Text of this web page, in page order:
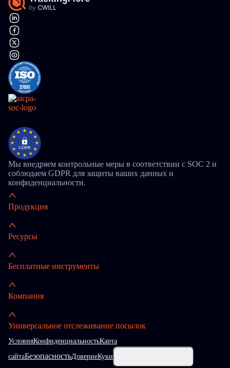
Мы внедряем контрольные меры в соответствии с SOC 2 и
соблюдаем GDPR для защиты ваших данных и
конфиденциальности.
Продукция
Ресурсы
Бесплатные инструменты
Компания
Универсальное отслеживание посылок
УсловияКонфиденциальностьКарта
сайтаБезопасностьДовериеКуки